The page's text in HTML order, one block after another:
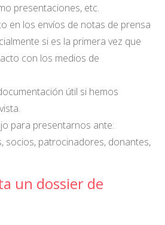
presentaciones, etc.
en los envíos de notas de prensa
si es la primera vez que
con los medios de
útil si hemos
para presentarnos ante:
socios, patrocinadores, donantes,
un dossier de